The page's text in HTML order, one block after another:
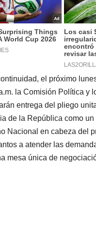
el próximo
la Comisión Política y
entrega del pliego
de la República como
Nacional en cabeza del
a atender las
mesa única de